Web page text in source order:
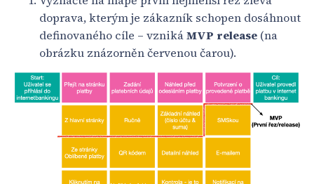
doprava, kterým je zákazník schopen dosáhnout
definovaného cíle – vznikáMVP release (na
obrázku znázorněn červenou čarou).